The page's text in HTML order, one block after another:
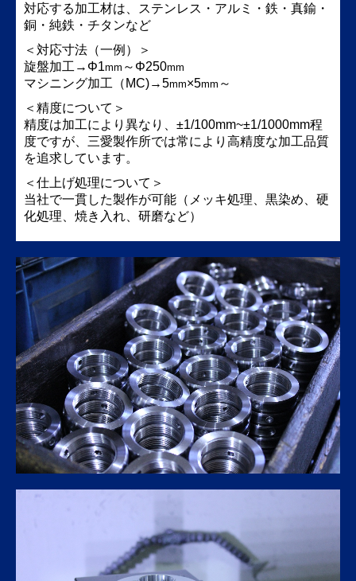
対応する加工材は、ステンレス・アルミ・鉄・真鍮・
銅・純鉄・チタンなど
＜対応寸法（一例）＞
旋盤加工→Φ1mm ～Φ250mm
マシニング加工（MC)→5mm×5mm ～
＜精度について＞
精度は加工により異なり、±1/100mm~±1/1000mm程
度ですが、三愛製作所では常により高精度な加工品質
を追求しています。
＜仕上げ処理について＞
当社で一貫した製作が可能（メッキ処理、黒染め、硬
化処理、焼き入れ、研磨など）